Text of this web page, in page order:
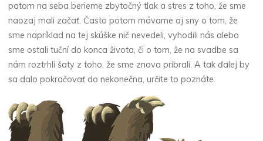
potom na seba berieme zbytočný tlak a stres z toho, že sme
naozaj mali začať. Často potom mávame aj sny o tom, že
sme napríklad na tej skúške nič nevedeli, vyhodili nás alebo
sme ostali tuční do konca života, či o tom, že na svadbe sa
nám roztrhli šaty z toho, že sme znova pribrali. A tak ďalej by
sa dalo pokračovať do nekonečna, určite to poznáte.